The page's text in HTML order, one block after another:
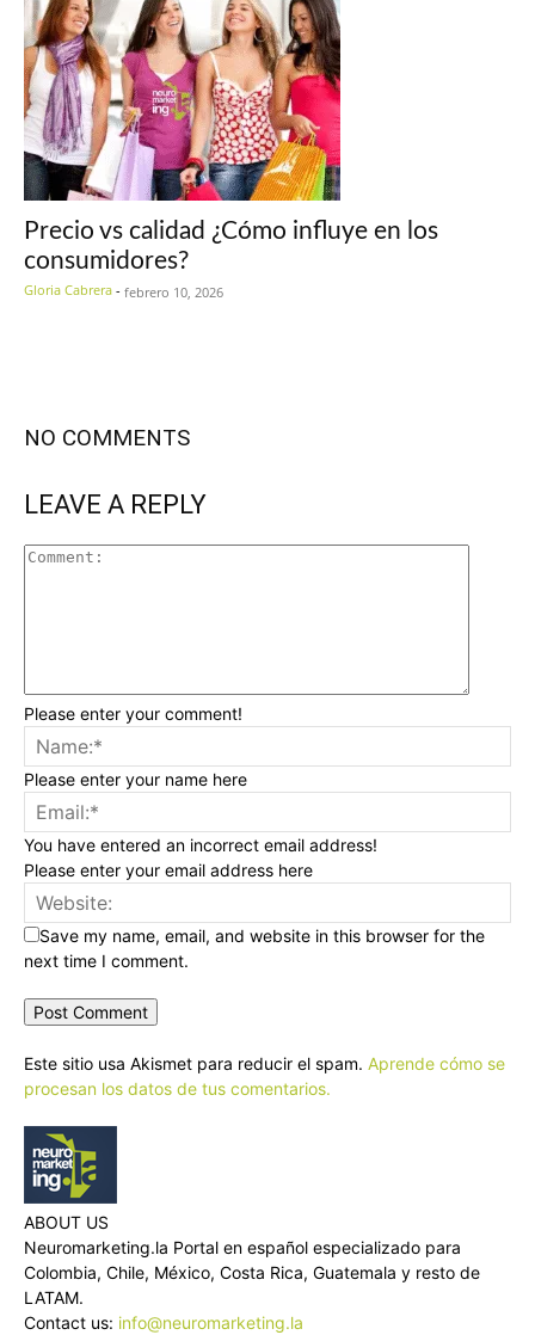
Precio vs calidad ¿Cómo influye en los
consumidores?
Gloria Cabrera - febrero 10, 2026
NO COMMENTS
LEAVE A REPLY
Please enter your comment!
Please enter your name here
You have entered an incorrect email address!
Please enter your email address here
Save my name, email, and website in this browser for the
next time I comment.
Este sitio usa Akismet para reducir el spam. Aprende cómo se
procesan los datos de tus comentarios.
ABOUT US
Neuromarketing.la Portal en español especializado para
Colombia, Chile, México, Costa Rica, Guatemala y resto de
LATAM.
Contact us: info@neuromarketing.la